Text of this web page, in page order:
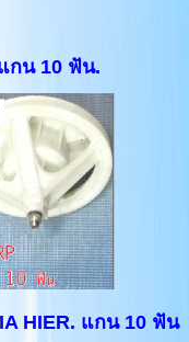
กน 10 ฟัน.
HIER. แกน 10 ฟัน